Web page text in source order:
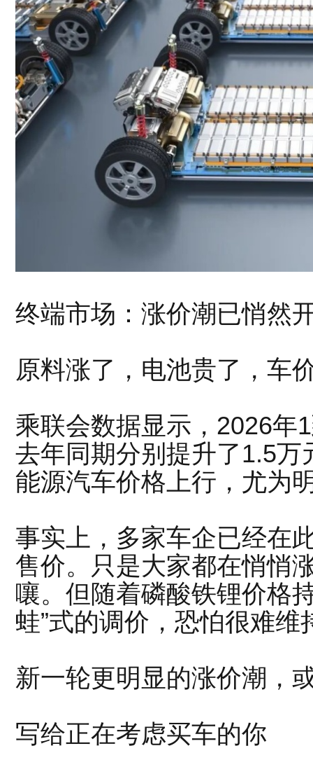
终端市场：涨价潮已悄然
原料涨了，电池贵了，车
乘联会数据显示，2026年
去年同期分别提升了1.5
能源汽车价格上行，尤为
事实上，多家车企已经在
售价。只是大家都在悄悄
嚷。但随着磷酸铁锂价格
蛙”式的调价，恐怕很难维
新一轮更明显的涨价潮，
写给正在考虑买车的你